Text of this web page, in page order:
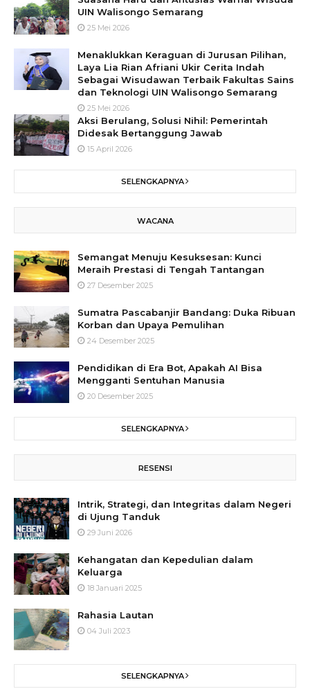
UIN Walisongo Semarang
25 Mei 2026
Menaklukkan Keraguan di Jurusan Pilihan,
Laya Lia Rian Afriani Ukir Cerita Indah
Sebagai Wisudawan Terbaik Fakultas Sains
dan Teknologi UIN Walisongo Semarang
25 Mei 2026
Aksi Berulang, Solusi Nihil: Pemerintah
Didesak Bertanggung Jawab
15 April 2026
SELENGKAPNYA
WACANA
Semangat Menuju Kesuksesan: Kunci
Meraih Prestasi di Tengah Tantangan
27 Desember 2025
Sumatra Pascabanjir Bandang: Duka Ribuan
Korban dan Upaya Pemulihan
24 Desember 2025
Pendidikan di Era Bot, Apakah AI Bisa
Mengganti Sentuhan Manusia
20 Desember 2025
SELENGKAPNYA
RESENSI
Intrik, Strategi, dan Integritas dalam Negeri
di Ujung Tanduk
29 Juni 2026
Kehangatan dan Kepedulian dalam
Keluarga
18 Januari 2025
Rahasia Lautan
04 Juli 2023
SELENGKAPNYA